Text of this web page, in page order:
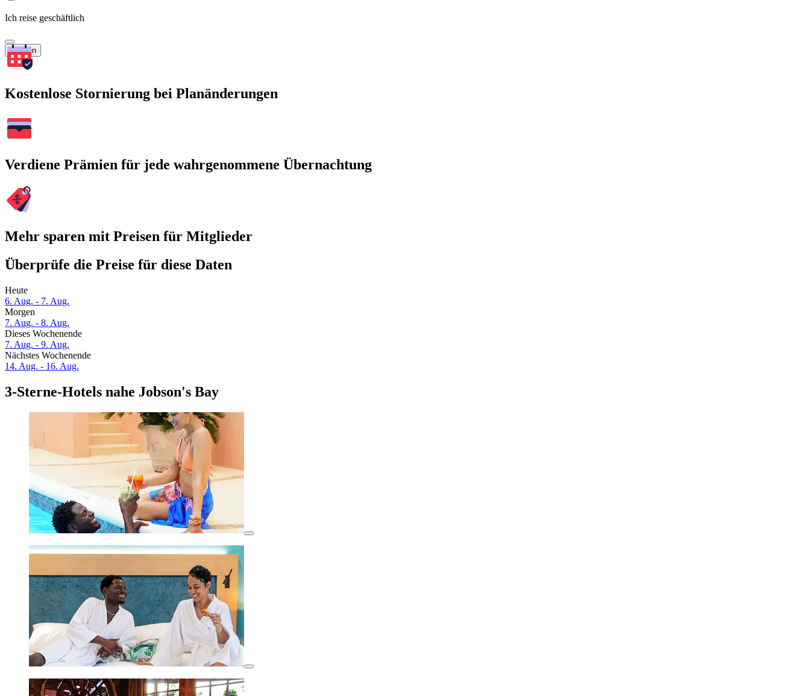
Ich reise geschäftlich
Suchen
Kostenlose Stornierung bei Planänderungen
Verdiene Prämien für jede wahrgenommene Übernachtung
Mehr sparen mit Preisen für Mitglieder
Überprüfe die Preise für diese Daten
Heute
6. Aug. - 7. Aug.
Morgen
7. Aug. - 8. Aug.
Dieses Wochenende
7. Aug. - 9. Aug.
Nächstes Wochenende
14. Aug. - 16. Aug.
3-Sterne-Hotels nahe Jobson's Bay